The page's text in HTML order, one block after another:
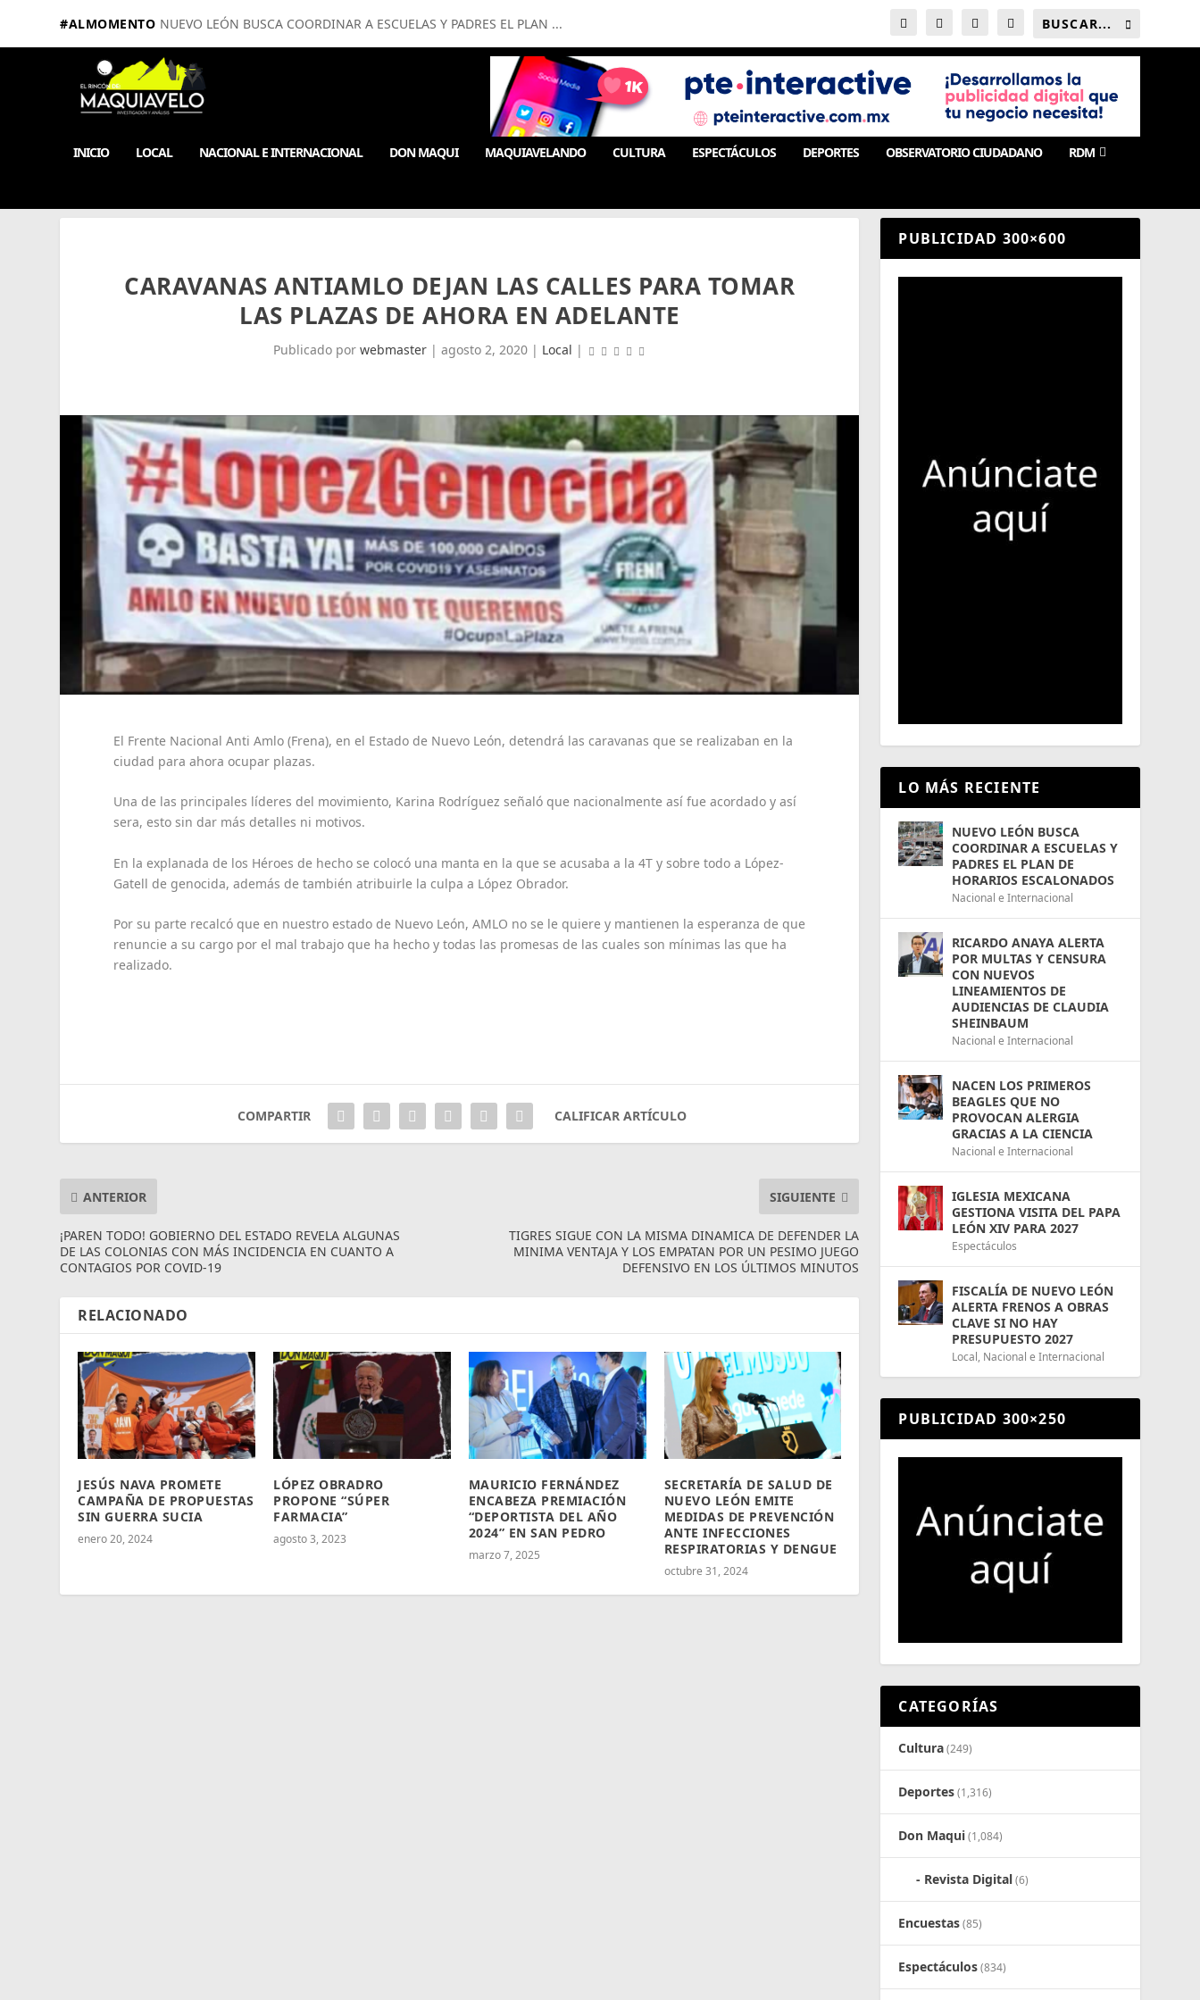
#ALMOMENTO NUEVO LEÓN BUSCA COORDINAR A ESCUELAS Y PADRES EL PLAN ...
INICIO LOCAL NACIONAL E INTERNACIONAL DON MAQUI MAQUIAVELANDO CULTURA ESPECTÁCULOS DEPORTES OBSERVATORIO CIUDADANO RDM
CARAVANAS ANTIAMLO DEJAN LAS CALLES PARA TOMAR
LAS PLAZAS DE AHORA EN ADELANTE
Publicado porwebmaster |agosto 2, 2020 | Local |
El Frente Nacional Anti Amlo (Frena), en el Estado de Nuevo León, detendrá las caravanas que se realizaban en la
ciudad para ahora ocupar plazas.
Una de las principales líderes del movimiento, Karina Rodríguez señaló que nacionalmente así fue acordado y así
sera, esto sin dar más detalles ni motivos.
En la explanada de los Héroes de hecho se colocó una manta en la que se acusaba a la 4T y sobre todo a López-
Gatell de genocida, además de también atribuirle la culpa a López Obrador.
Por su parte recalcó que en nuestro estado de Nuevo León, AMLO no se le quiere y mantienen la esperanza de que
renuncie a su cargo por el mal trabajo que ha hecho y todas las promesas de las cuales son mínimas las que ha
realizado.
COMPARTIR CALIFICAR ARTÍCULO
ANTERIOR
¡PAREN TODO! GOBIERNO DEL ESTADO REVELA ALGUNAS
DE LAS COLONIAS CON MÁS INCIDENCIA EN CUANTO A
CONTAGIOS POR COVID-19
SIGUIENTE
TIGRES SIGUE CON LA MISMA DINAMICA DE DEFENDER LA
MINIMA VENTAJA Y LOS EMPATAN POR UN PESIMO JUEGO
DEFENSIVO EN LOS ÚLTIMOS MINUTOS
RELACIONADO
JESÚS NAVA PROMETE
CAMPAÑA DE PROPUESTAS
SIN GUERRA SUCIA
enero 20, 2024
LÓPEZ OBRADRO
PROPONE “SÚPER
FARMACIA”
agosto 3, 2023
MAURICIO FERNÁNDEZ
ENCABEZA PREMIACIÓN
“DEPORTISTA DEL AÑO
2024” EN SAN PEDRO
marzo 7, 2025
SECRETARÍA DE SALUD DE
NUEVO LEÓN EMITE
MEDIDAS DE PREVENCIÓN
ANTE INFECCIONES
RESPIRATORIAS Y DENGUE
octubre 31, 2024
PUBLICIDAD 300×600
LO MÁS RECIENTE
NUEVO LEÓN BUSCA
COORDINAR A ESCUELAS Y
PADRES EL PLAN DE
HORARIOS ESCALONADOS
Nacional e Internacional
RICARDO ANAYA ALERTA
POR MULTAS Y CENSURA
CON NUEVOS
LINEAMIENTOS DE
AUDIENCIAS DE CLAUDIA
SHEINBAUM
Nacional e Internacional
NACEN LOS PRIMEROS
BEAGLES QUE NO
PROVOCAN ALERGIA
GRACIAS A LA CIENCIA
Nacional e Internacional
IGLESIA MEXICANA
GESTIONA VISITA DEL PAPA
LEÓN XIV PARA 2027
Espectáculos
FISCALÍA DE NUEVO LEÓN
ALERTA FRENOS A OBRAS
CLAVE SI NO HAY
PRESUPUESTO 2027
Local, Nacional e Internacional
PUBLICIDAD 300×250
CATEGORÍAS
Cultura(249)
Deportes(1,316)
Don Maqui(1,084)
Revista Digital(6)
Encuestas(85)
Espectáculos(834)